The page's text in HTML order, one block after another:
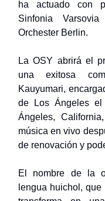
ha actuado con
Sinfonia
Orchester Berlin.
La OSY abrirá el
una exitosa
Kauyumari,
de Los Ángeles
Ángeles,
música en vivo
de renovación y
El nombre de la
lengua huichol,